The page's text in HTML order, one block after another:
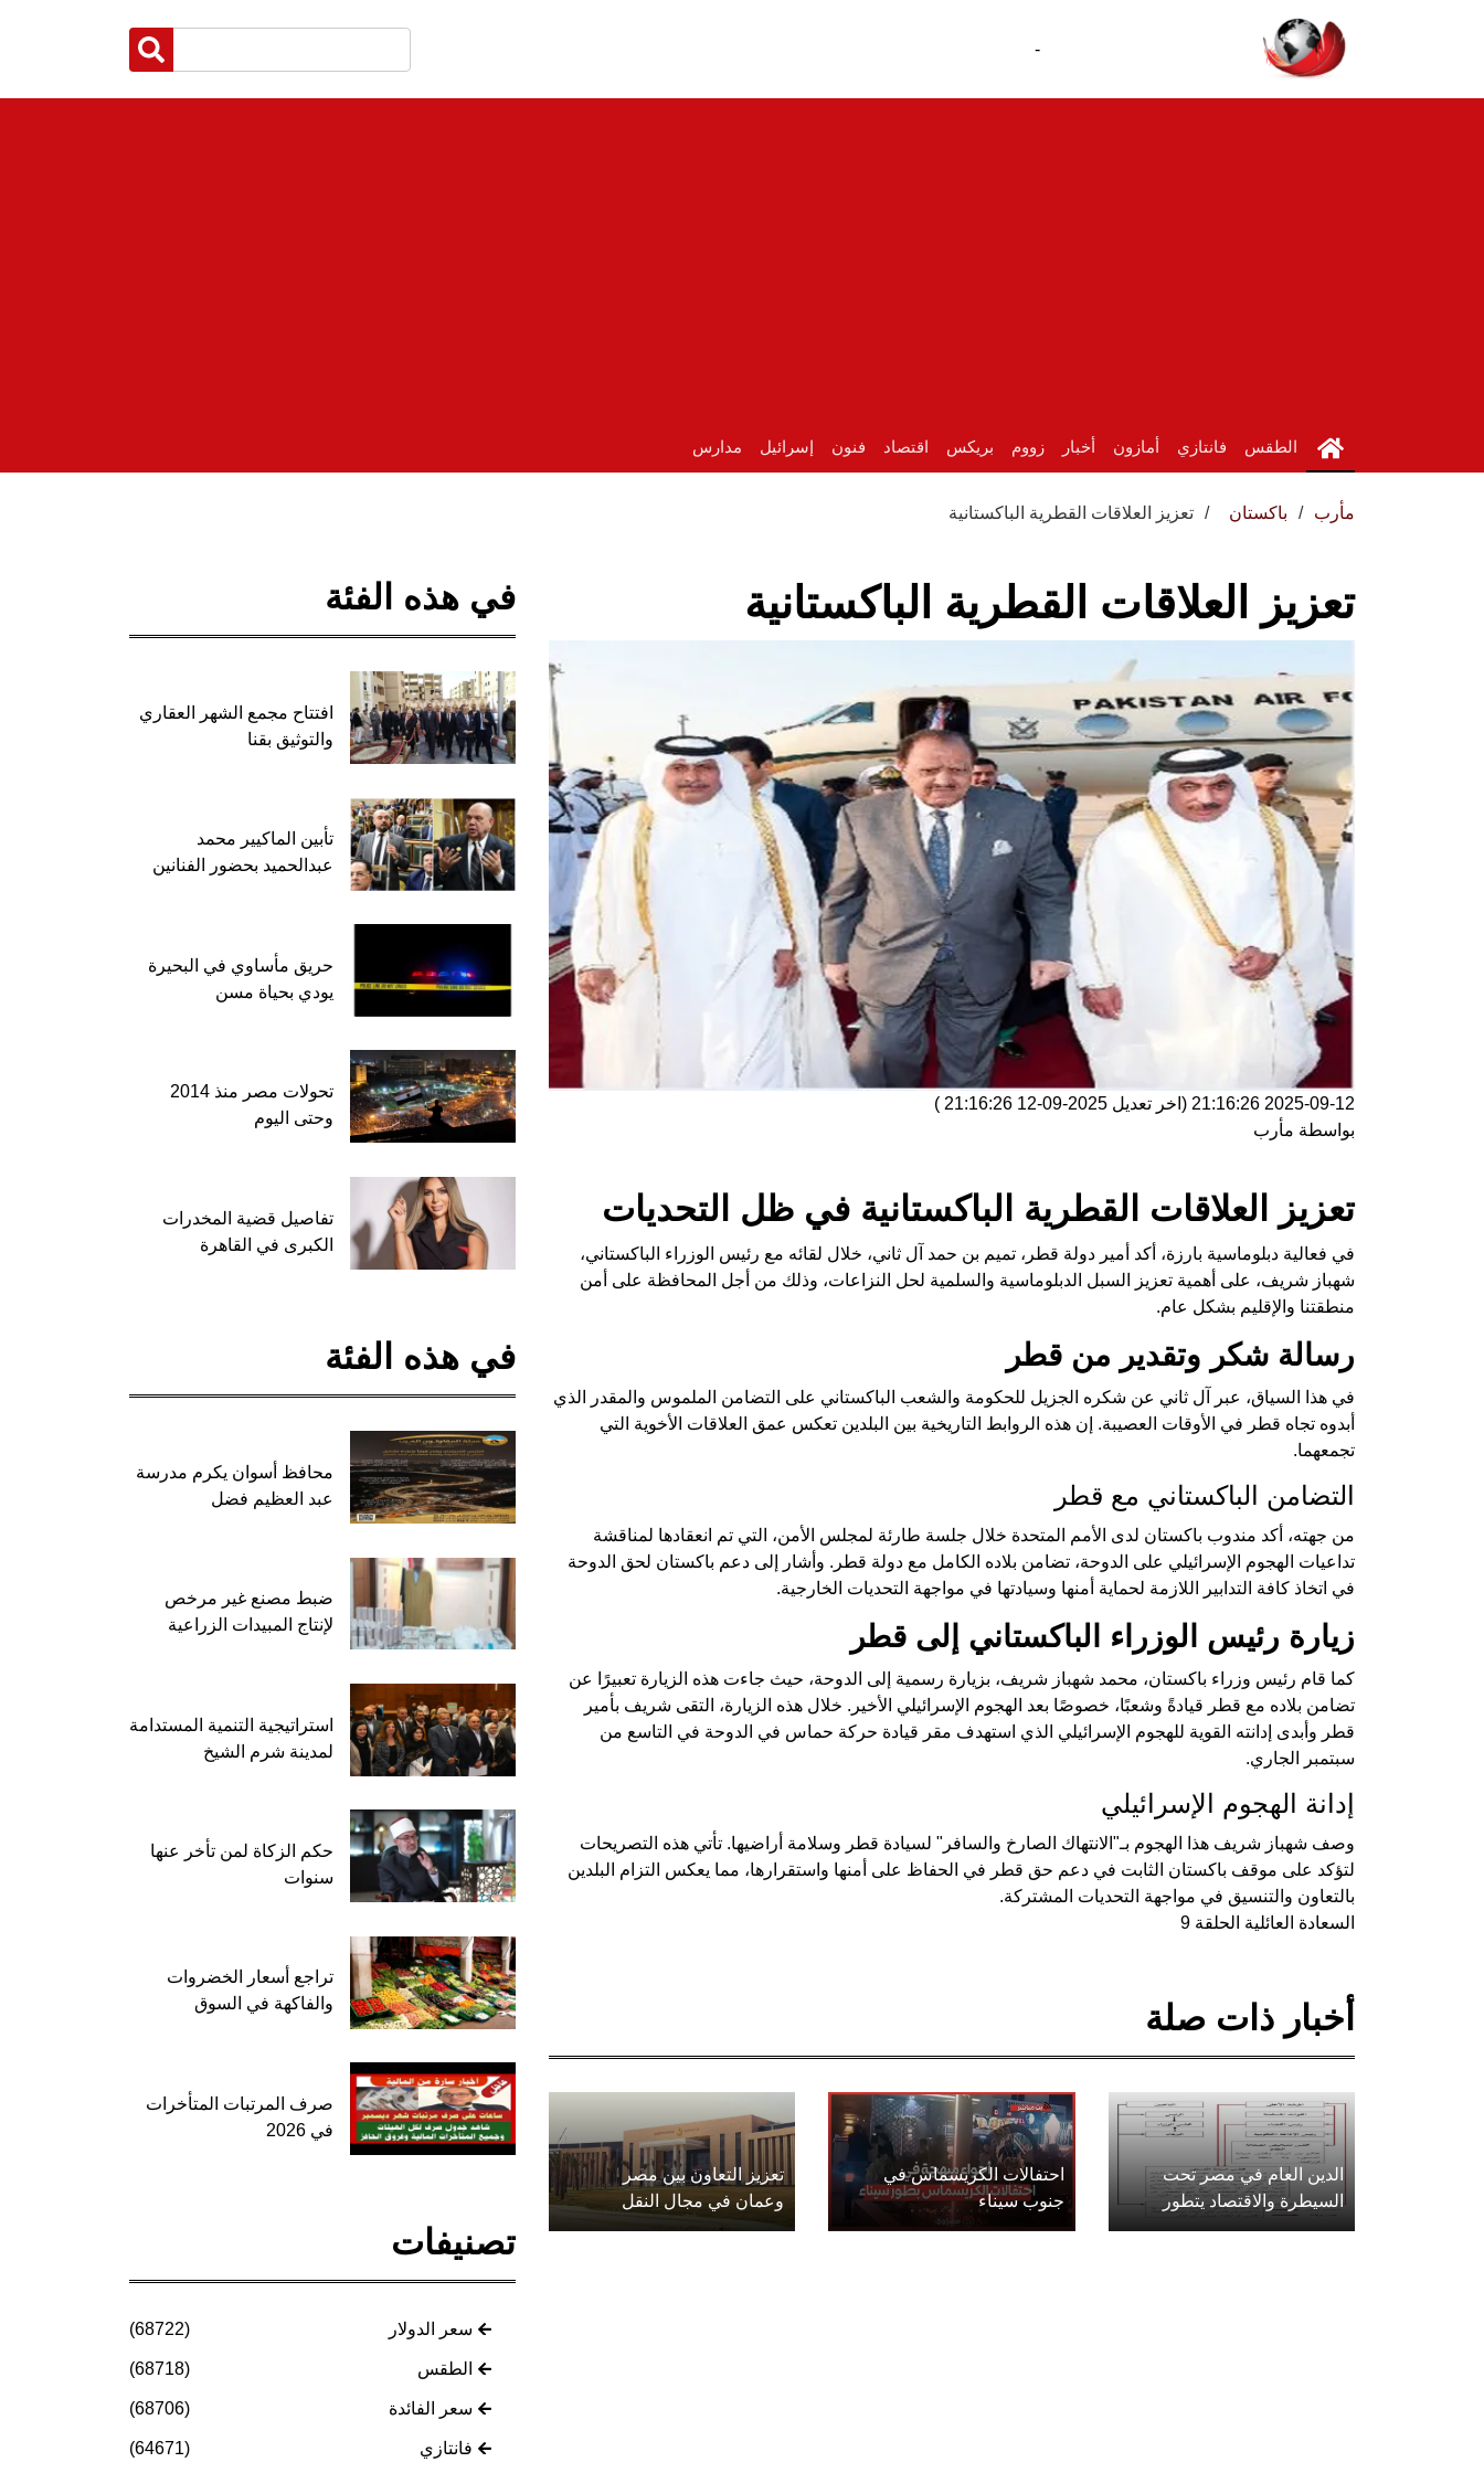
-
الطقس فانتازي أمازون أخبار زووم بريكس اقتصاد فنون إسرائيل مدارس
مأرب باكستان تعزيز العلاقات القطرية الباكستانية
تعزيز العلاقات القطرية الباكستانية
2025-09-12 21:16:26 (اخر تعديل 2025-09-12 21:16:26
)
بواسطة مأرب
تعزيز العلاقات القطرية الباكستانية في ظل التحديات
في فعالية دبلوماسية بارزة، أكد أمير دولة قطر، تميم بن حمد آل ثاني، خلال لقائه مع رئيس الوزراء الباكستاني،
شهباز شريف، على أهمية تعزيز السبل الدبلوماسية والسلمية لحل النزاعات، وذلك من أجل المحافظة على أمن
منطقتنا والإقليم بشكل عام.
رسالة شكر وتقدير من قطر
في هذا السياق، عبر آل ثاني عن شكره الجزيل للحكومة والشعب الباكستاني على التضامن الملموس والمقدر الذي
أبدوه تجاه قطر في الأوقات العصيبة. إن هذه الروابط التاريخية بين البلدين تعكس عمق العلاقات الأخوية التي
تجمعهما.
التضامن الباكستاني مع قطر
من جهته، أكد مندوب باكستان لدى الأمم المتحدة خلال جلسة طارئة لمجلس الأمن، التي تم انعقادها لمناقشة
تداعيات الهجوم الإسرائيلي على الدوحة، تضامن بلاده الكامل مع دولة قطر. وأشار إلى دعم باكستان لحق الدوحة
في اتخاذ كافة التدابير اللازمة لحماية أمنها وسيادتها في مواجهة التحديات الخارجية.
زيارة رئيس الوزراء الباكستاني إلى قطر
كما قام رئيس وزراء باكستان، محمد شهباز شريف، بزيارة رسمية إلى الدوحة، حيث جاءت هذه الزيارة تعبيرًا عن
تضامن بلاده مع قطر قيادةً وشعبًا، خصوصًا بعد الهجوم الإسرائيلي الأخير. خلال هذه الزيارة، التقى شريف بأمير
قطر وأبدى إدانته القوية للهجوم الإسرائيلي الذي استهدف مقر قيادة حركة حماس في الدوحة في التاسع من
سبتمبر الجاري.
إدانة الهجوم الإسرائيلي
وصف شهباز شريف هذا الهجوم بـ"الانتهاك الصارخ والسافر" لسيادة قطر وسلامة أراضيها. تأتي هذه التصريحات
لتؤكد على موقف باكستان الثابت في دعم حق قطر في الحفاظ على أمنها واستقرارها، مما يعكس التزام البلدين
بالتعاون والتنسيق في مواجهة التحديات المشتركة.
السعادة العائلية الحلقة 9
أخبار ذات صلة
الدين العام في مصر تحت
السيطرة والاقتصاد يتطور
احتفالات الكريسماس في
جنوب سيناء
تعزيز التعاون بين مصر
وعمان في مجال النقل
في هذه الفئة
افتتاح مجمع الشهر العقاري
والتوثيق بقنا
تأبين الماكيير محمد
عبدالحميد بحضور الفنانين
حريق مأساوي في البحيرة
يودي بحياة مسن
تحولات مصر منذ 2014
وحتى اليوم
تفاصيل قضية المخدرات
الكبرى في القاهرة
في هذه الفئة
محافظ أسوان يكرم مدرسة
عبد العظيم فضل
ضبط مصنع غير مرخص
لإنتاج المبيدات الزراعية
استراتيجية التنمية المستدامة
لمدينة شرم الشيخ
حكم الزكاة لمن تأخر عنها
سنوات
تراجع أسعار الخضروات
والفاكهة في السوق
صرف المرتبات المتأخرات
في 2026
تصنيفات
سعر الدولار (68722)
الطقس (68718)
سعر الفائدة (68706)
فانتازي (64671)